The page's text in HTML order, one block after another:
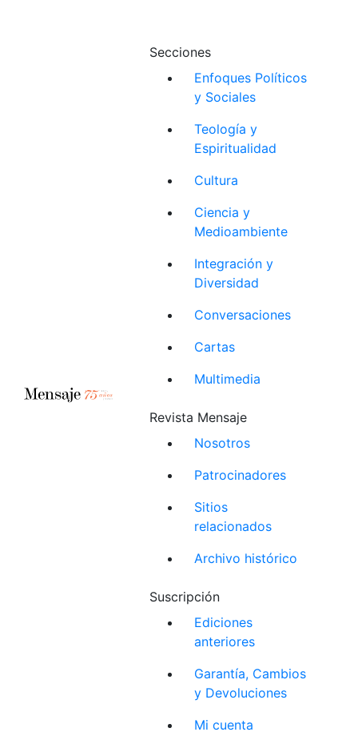
Secciones
Enfoques Políticos
y Sociales
Teología y
Espiritualidad
Cultura
Ciencia y
Medioambiente
Integración y
Diversidad
Conversaciones
Cartas
Multimedia
Revista Mensaje
Nosotros
Patrocinadores
Sitios
relacionados
Archivo histórico
Suscripción
Ediciones
anteriores
Garantía, Cambios
y Devoluciones
Mi cuenta